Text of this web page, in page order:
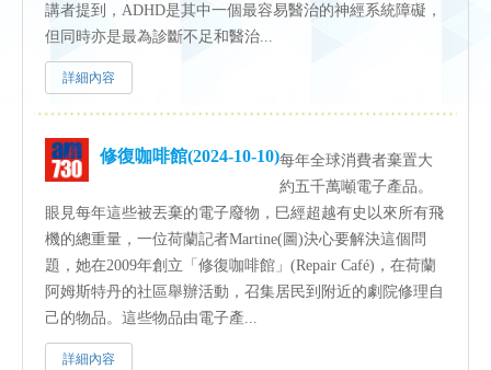
講者提到，ADHD是其中一個最容易醫治的神經系統障礙，
但同時亦是最為診斷不足和醫治...
詳細內容
修復咖啡館(2024-10-10)每年全球消費者棄置大
約五千萬噸電子產品。
眼見每年這些被丟棄的電子廢物，巳經超越有史以來所有飛
機的總重量，一位荷蘭記者Martine(圖)決心要解決這個問
題，她在2009年創立「修復咖啡館」(Repair Café)，在荷蘭
阿姆斯特丹的社區舉辦活動，召集居民到附近的劇院修理自
己的物品。這些物品由電子產...
詳細內容